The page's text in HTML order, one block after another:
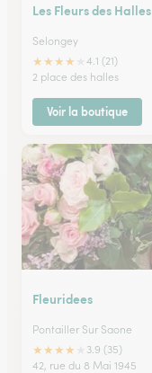
Les Fleurs des Halles
Selongey
★★★★
4.1 (21)
2 place des halles
Voir la boutique
Fleuridees
Pontailler Sur Saone
★★★★
3.9 (35)
42, rue du 8 Mai 1945